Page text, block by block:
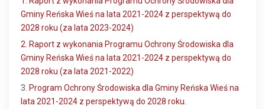
Gminy Reńska Wieś na lata 2021-2024 z perspektywą do
2028 roku (za lata 2023-2024)
2. Raport z wykonania Programu Ochrony Środowiska dla
Gminy Reńska Wieś na lata 2021-2024 z perspektywą do
2028 roku (za lata 2021-2022)
3. Program Ochrony Środowiska dla Gminy Reńska Wieś na
lata 2021-2024 z perspektywą do 2028 roku.